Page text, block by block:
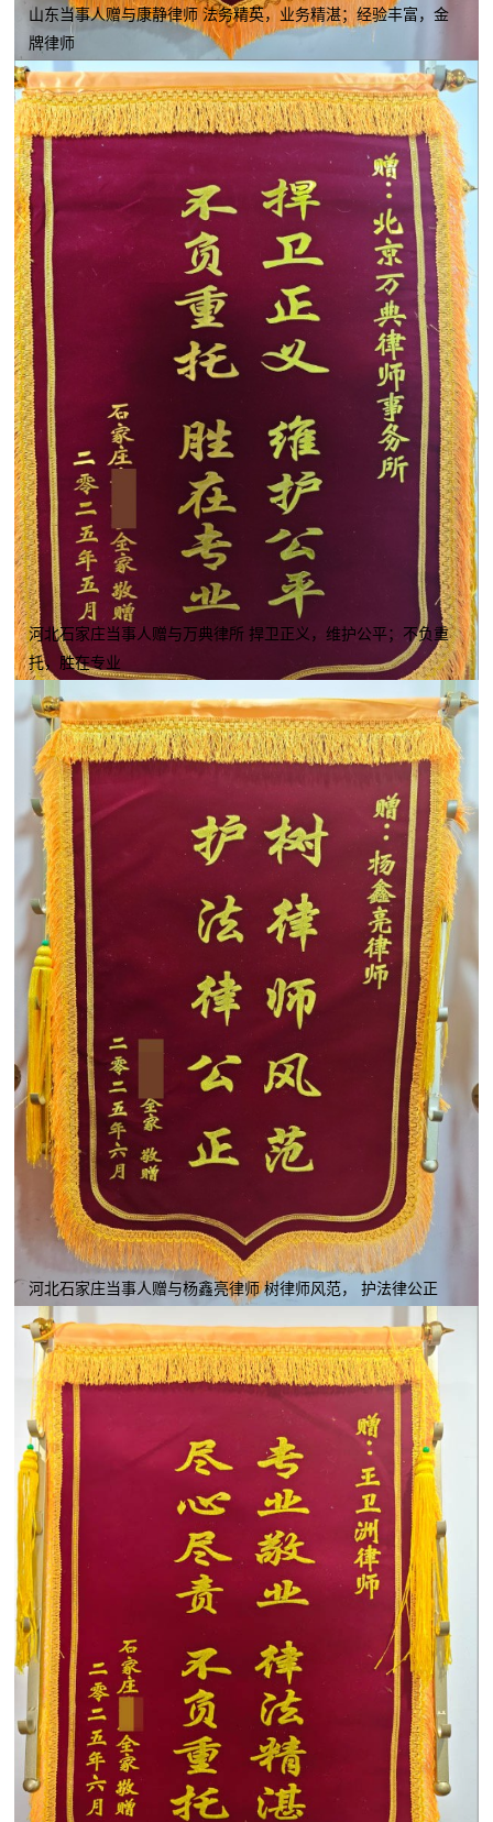
山东当事人赠与康静律师 法务精英，业务精湛；经验丰富，金
牌律师
河北石家庄当事人赠与万典律所 捍卫正义，维护公平；不负重
托，胜在专业
河北石家庄当事人赠与杨鑫亮律师 树律师风范， 护法律公正